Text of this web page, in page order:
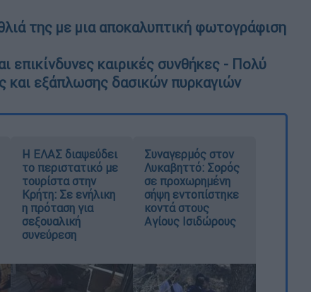
της με μια αποκαλυπτική φωτογράφιση
επικίνδυνες καιρικές συνθήκες - Πολύ
και εξάπλωσης δασικών πυρκαγιών
Η ΕΛΑΣ διαψεύδει
το περιστατικό με
τουρίστα στην
Κρήτη: Σε ενήλικη
η πρόταση για
σεξουαλική
συνεύρεση
Συναγερμός στον
Λυκαβηττό: Σορός
σε προχωρημένη
σήψη εντοπίστηκε
κοντά στους
Αγίους Ισιδώρους